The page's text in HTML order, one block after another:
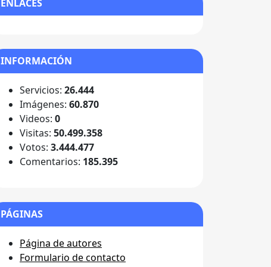
ENLACES
INFORMACIÓN
Servicios: 26.444
Imágenes: 60.870
Videos: 0
Visitas: 50.499.358
Votos: 3.444.477
Comentarios: 185.395
PÁGINAS
Página de autores
Formulario de contacto